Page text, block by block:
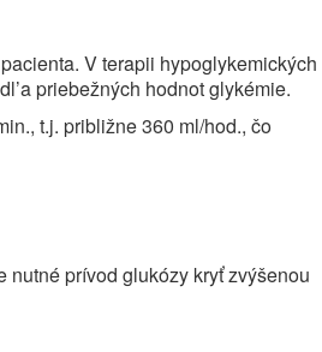
V terapii hypoglykemických
priebežných hodnot glykémie.
t.j. približne 360 ml/hod., čo
nutné prívod glukózy kryť zvýšenou